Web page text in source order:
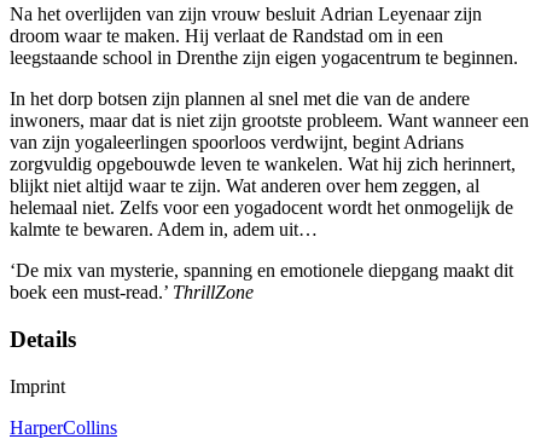
Na het overlijden van zijn vrouw besluit Adrian Leyenaar zijn
droom waar te maken. Hij verlaat de Randstad om in een
leegstaande school in Drenthe zijn eigen yogacentrum te beginnen.
In het dorp botsen zijn plannen al snel met die van de andere
inwoners, maar dat is niet zijn grootste probleem. Want wanneer een
van zijn yogaleerlingen spoorloos verdwijnt, begint Adrians
zorgvuldig opgebouwde leven te wankelen. Wat hij zich herinnert,
blijkt niet altijd waar te zijn. Wat anderen over hem zeggen, al
helemaal niet. Zelfs voor een yogadocent wordt het onmogelijk de
kalmte te bewaren. Adem in, adem uit…
‘De mix van mysterie, spanning en emotionele diepgang maakt dit
boek een must-read.’ ThrillZone
Details
Imprint
HarperCollins